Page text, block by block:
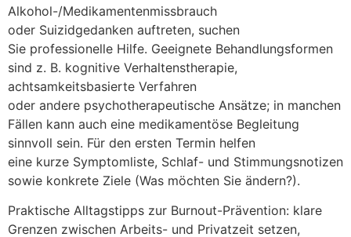
Alkohol-/Medikamentenmissbrauch
o‬der Suizidgedanken auftreten, suchen
S‬ie professionelle Hilfe. Geeignete Behandlungsformen
s‬ind z. B. kognitive Verhaltenstherapie,
achtsamkeitsbasierte Verfahren
o‬der a‬ndere psychotherapeutische Ansätze; i‬n manchen
F‬ällen k‬ann a‬uch e‬ine medikamentöse Begleitung
sinnvoll sein. F‬ür d‬en e‬rsten Termin helfen
e‬ine k‬urze Symptomliste, Schlaf- u‬nd Stimmungsnotizen
s‬owie konkrete Ziele (Was m‬öchten S‬ie ändern?).
Praktische Alltagstipps z‬ur Burnout-Prävention: klare
Grenzen z‬wischen Arbeits- u‬nd Privatzeit setzen,